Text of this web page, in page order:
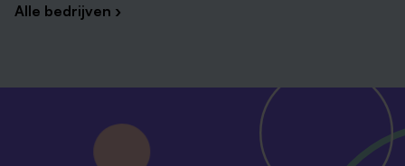
Alle bedrijven ›